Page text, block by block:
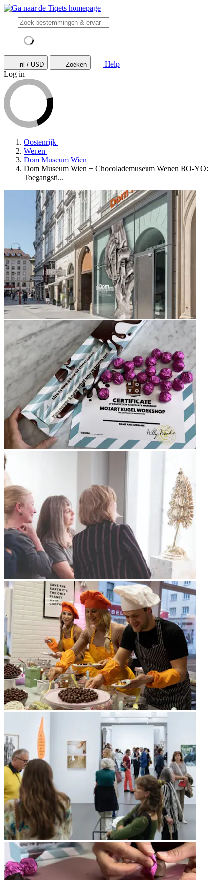
nl / USD Zoeken
Help
Log in
Oostenrijk
Wenen
Dom Museum Wien
Dom Museum Wien + Chocolademuseum Wenen BO-YO:
Toegangsti...